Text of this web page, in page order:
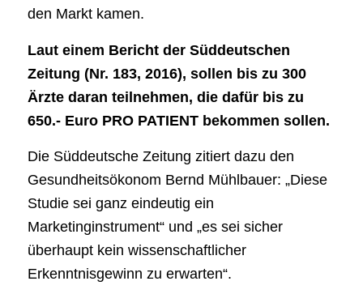
den Markt kamen.
Laut einem Bericht der Süddeutschen
Zeitung (Nr. 183, 2016), sollen bis zu 300
Ärzte daran teilnehmen, die dafür bis zu
650.- Euro PRO PATIENT bekommen sollen.
Die Süddeutsche Zeitung zitiert dazu den
Gesundheitsökonom Bernd Mühlbauer: „Diese
Studie sei ganz eindeutig ein
Marketinginstrument“ und „es sei sicher
überhaupt kein wissenschaftlicher
Erkenntnisgewinn zu erwarten“.